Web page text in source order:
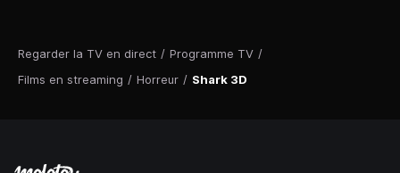
Regarder la TV en direct / Programme TV /
Films en streaming / Horreur / Shark 3D